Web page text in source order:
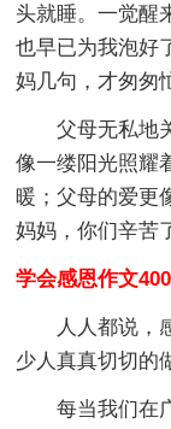
头就睡。一觉醒
也早已为我泡好
妈几句，才匆匆
父母无私地
像一缕阳光照耀
暖；父母的爱更
妈妈，你们辛苦
学会感恩作文
人人都说，
少人真真切切的
每当我们在